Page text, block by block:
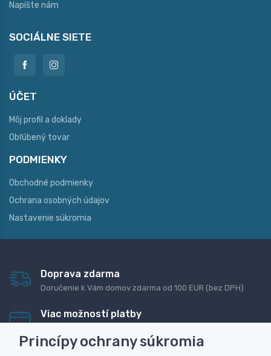
Napíšte nám
SOCIÁLNE SIETE
ÚČET
Môj profil a doklady
Obľúbený tovar
PODMIENKY
Obchodné podmienky
Ochrana osobných údajov
Nastavenie súkromia
Doprava zdarma
Doručenie k Vám domov zdarma od 100 EUR (bez DPH)
Viac možností platby
dobierku
Princípy ochrany súkromia